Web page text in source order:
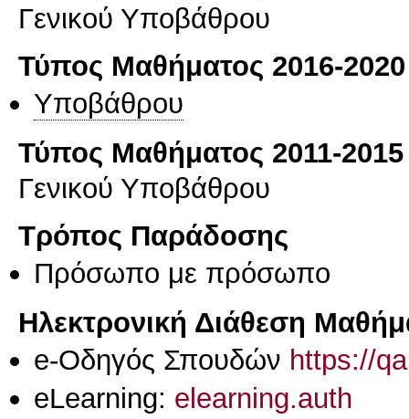
Γενικού Υποβάθρου
Τύπος Μαθήματος 2016-2020
Υποβάθρου
Τύπος Μαθήματος 2011-2015
Γενικού Υποβάθρου
Τρόπος Παράδοσης
Πρόσωπο με πρόσωπο
Ηλεκτρονική Διάθεση
e-Οδηγός Σπουδών https://
eLearning: elearning.auth